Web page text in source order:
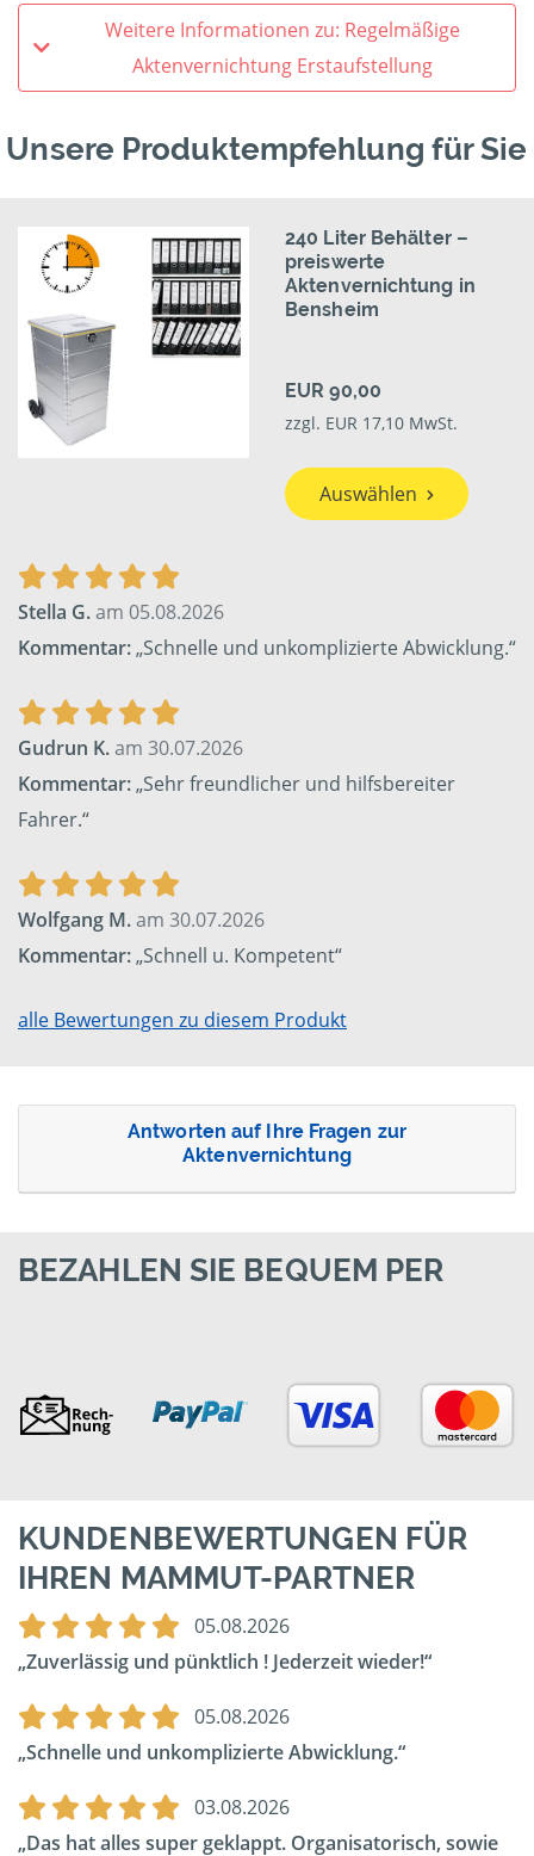
Weitere Informationen zu: Regelmäßige
Aktenvernichtung Erstaufstellung
Unsere Produktempfehlung für Sie
240 Liter Behälter –
preiswerte
Aktenvernichtung in
Bensheim
EUR 90,00
zzgl. EUR 17,10 MwSt.
Auswählen
Stella G.am 05.08.2026
Kommentar:„Schnelle und unkomplizierte Abwicklung.“
Gudrun K.am 30.07.2026
Kommentar:„Sehr freundlicher und hilfsbereiter
Fahrer.“
Wolfgang M.am 30.07.2026
Kommentar:„Schnell u. Kompetent“
alle Bewertungen zu diesem Produkt
Antworten auf Ihre Fragen zur
Aktenvernichtung
BEZAHLEN SIE BEQUEM PER
KUNDENBEWERTUNGEN FÜR
IHREN MAMMUT-PARTNER
05.08.2026
Zuverlässig und pünktlich ! Jederzeit wieder!
05.08.2026
Schnelle und unkomplizierte Abwicklung.
03.08.2026
Das hat alles super geklappt. Organisatorisch, sowie